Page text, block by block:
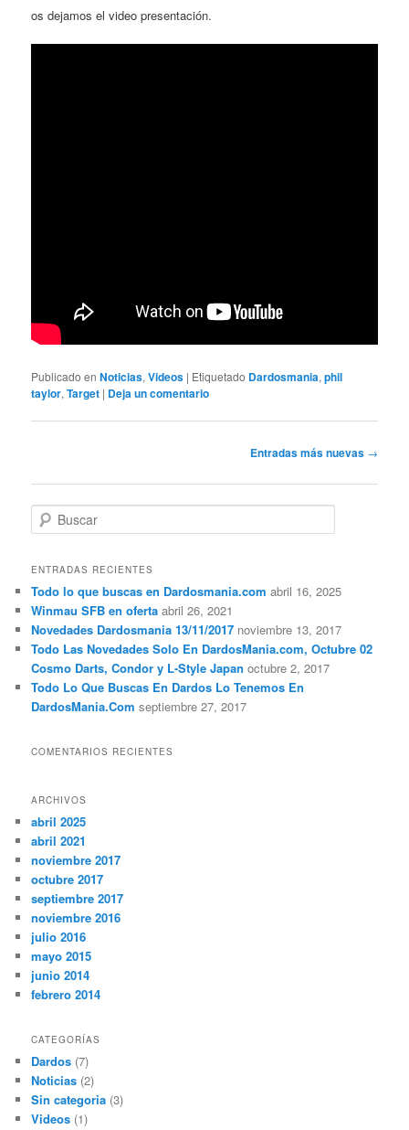
os dejamos el video presentación.
Publicado en Noticias,Videos | Etiquetado Dardosmania,phil
taylor,Target | Deja un comentario
entradas
Entradas más nuevas →
u
c
r
ENTRADAS RECIENTES
Todo lo que buscas en Dardosmania.com abril 16, 2025
Winmau SFB en oferta abril 26, 2021
Novedades Dardosmania 13/11/2017 noviembre 13, 2017
Todo Las Novedades Solo En DardosMania.com, Octubre 02
Cosmo Darts, Condor y L-Style Japan octubre 2, 2017
Todo Lo Que Buscas En Dardos Lo Tenemos En
DardosMania.Com septiembre 27, 2017
COMENTARIOS RECIENTES
ARCHIVOS
abril 2025
abril 2021
noviembre 2017
octubre 2017
septiembre 2017
noviembre 2016
julio 2016
mayo 2015
junio 2014
febrero 2014
CATEGORÍAS
Dardos (7)
Noticias (2)
Sin categoria (3)
Videos (1)